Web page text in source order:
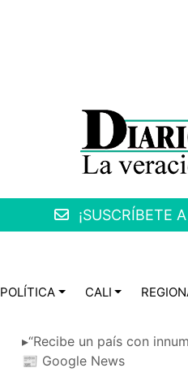
¡SUSCRÍBETE
POLÍTICA CALI
▸“Recibe un país con
📰 Google News